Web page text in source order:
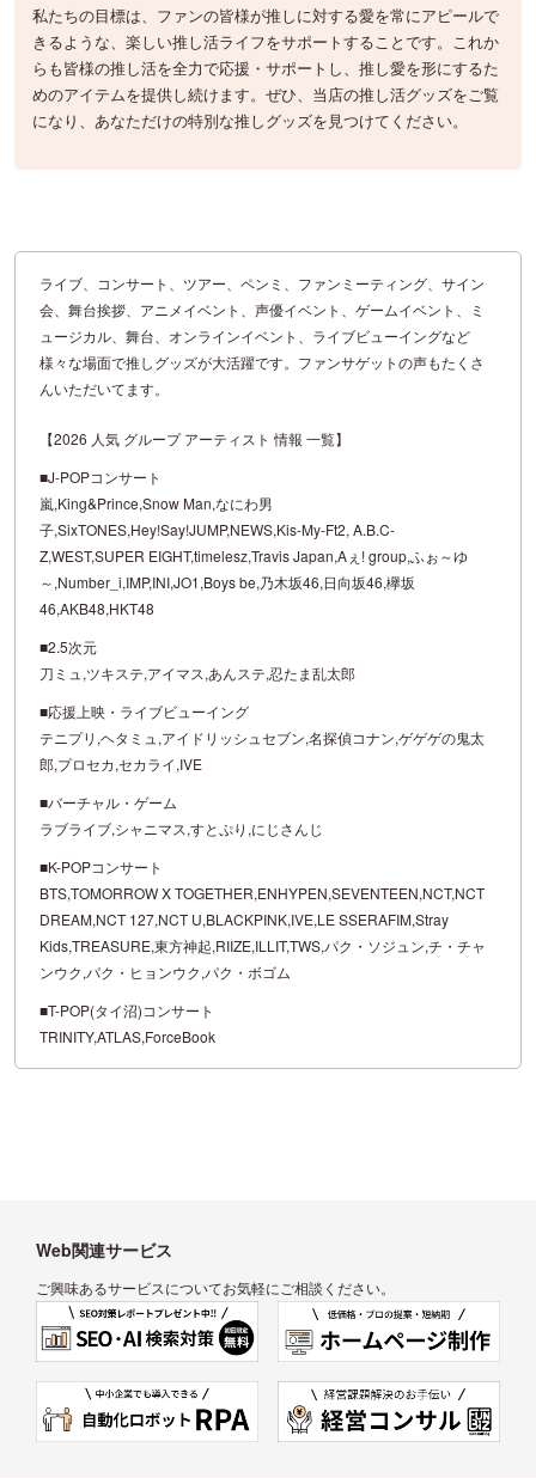
私たちの目標は、ファンの皆様が推しに対する愛を常にアピールで
きるような、楽しい推し活ライフをサポートすることです。これか
らも皆様の推し活を全力で応援・サポートし、推し愛を形にするた
めのアイテムを提供し続けます。ぜひ、当店の推し活グッズをご覧
になり、あなただけの特別な推しグッズを見つけてください。
ライブ、コンサート、ツアー、ペンミ、ファンミーティング、サイン
会、舞台挨拶、アニメイベント、声優イベント、ゲームイベント、ミ
ュージカル、舞台、オンラインイベント、ライブビューイングなど
様々な場面で推しグッズが大活躍です。ファンサゲットの声もたくさ
んいただいてます。
【2026 人気 グループ アーティスト 情報 一覧】
■J-POPコンサート
嵐,King&Prince,Snow Man,なにわ男
子,SixTONES,Hey!Say!JUMP,NEWS,Kis-My-Ft2, A.B.C-
Z,WEST,SUPER EIGHT,timelesz,Travis Japan,Aぇ! group,ふぉ～ゆ
～,Number_i,IMP,INI,JO1,Boys be,乃木坂46,日向坂46,欅坂
46,AKB48,HKT48
■2.5次元
刀ミュ,ツキステ,アイマス,あんステ,忍たま乱太郎
■応援上映・ライブビューイング
テニプリ,ヘタミュ,アイドリッシュセブン,名探偵コナン,ゲゲゲの鬼太
郎,プロセカ,セカライ,IVE
■バーチャル・ゲーム
ラブライブ,シャニマス,すとぷり,にじさんじ
■K-POPコンサート
BTS,TOMORROW X TOGETHER,ENHYPEN,SEVENTEEN,NCT,NCT
DREAM,NCT 127,NCT U,BLACKPINK,IVE,LE SSERAFIM,Stray
Kids,TREASURE,東方神起,RIIZE,ILLIT,TWS,パク・ソジュン,チ・チャ
ンウク,パク・ヒョンウク,パク・ボゴム
■T-POP(タイ沼)コンサート
TRINITY,ATLAS,ForceBook
Web関連サービス
ご興味あるサービスについてお気軽にご相談ください。